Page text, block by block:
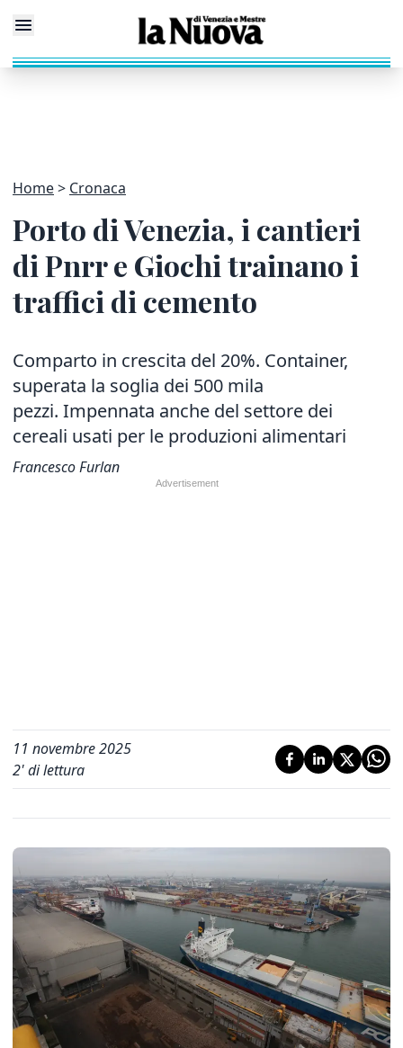
Home Cronaca
Porto di Venezia, i cantieri
di Pnrr e Giochi trainano i
traffici di cemento
Comparto in crescita del 20%. Container,
superata la soglia dei 500 mila
pezzi. Impennata anche del settore dei
cereali usati per le produzioni alimentari
Francesco Furlan
11 novembre 2025
2' di lettura